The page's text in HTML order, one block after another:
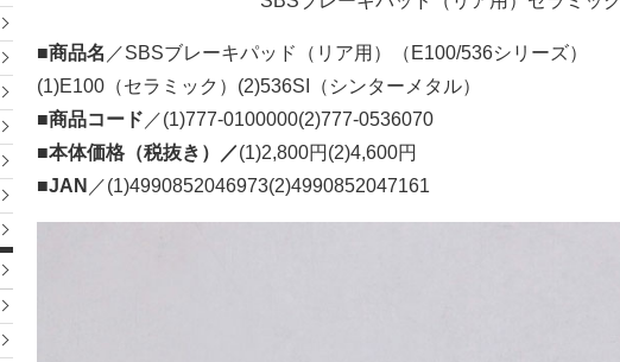
■商品名 ／SBSブレーキパッド（リア用）（E100/536シリーズ）
(1)E100（セラミック）(2)536SI（シンターメタル）
■商品コード ／(1)777-0100000(2)777-0536070
■本体価格（税抜き）／(1)2,800円(2)4,600円
■JAN ／(1)4990852046973(2)4990852047161